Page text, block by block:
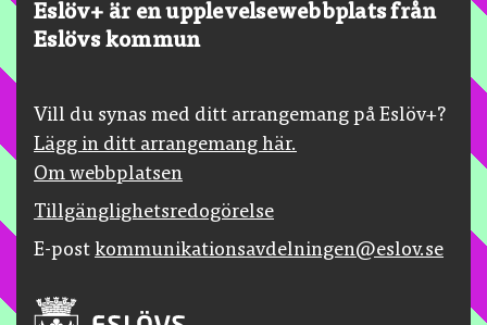
Eslöv+ är en upplevelsewebbplats från
Eslövs kommun
Vill du synas med ditt arrangemang på Eslöv+?
Lägg in ditt arrangemang här.
Om webbplatsen
Tillgänglighetsredogörelse
E-post kommunikationsavdelningen@eslov.se